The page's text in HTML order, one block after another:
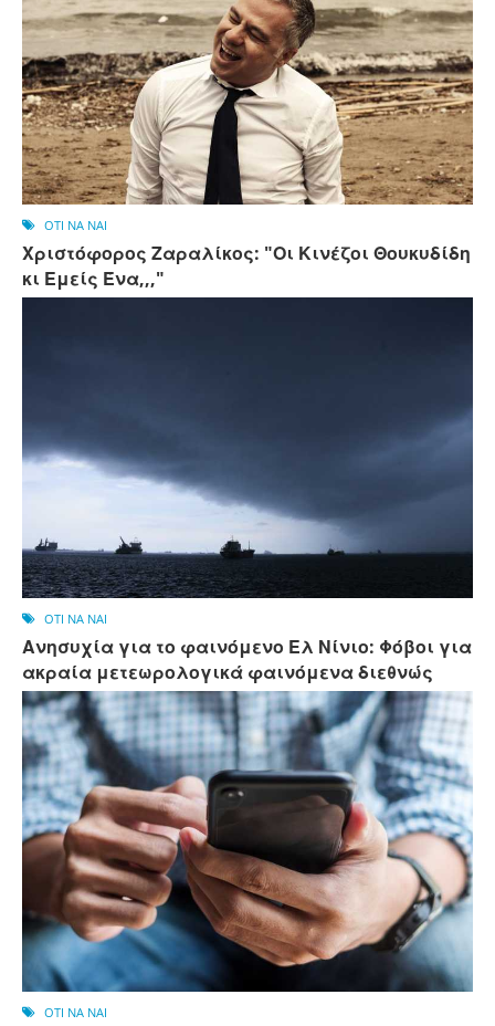
OTI NA NAI
Χριστόφορος Ζαραλίκος: "Οι Κινέζοι Θουκυδίδη
κι Εμείς Ένα,,,"
OTI NA NAI
Ανησυχία για το φαινόμενο Ελ Νίνιο: Φόβοι για
ακραία μετεωρολογικά φαινόμενα διεθνώς
OTI NA NAI